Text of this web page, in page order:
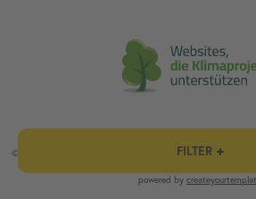
FILTER
© wohnfreuden.de - cytsale GmbH & Co. KG / 1) Außer
Mindesteinkaufswert von 100 €. Alle Preise inklusive
powered by